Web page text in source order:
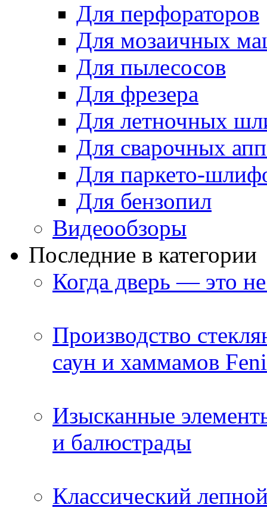
Для перфораторов
Для мозаичных
Для пылесосов
Для фрезера
Для летночных
Для сварочных
Для паркето-
Для бензопил
Видеообзоры
Последние в категории
Когда дверь — это
Производство
саун и хаммамов
Изысканные
и балюстрады
Классический